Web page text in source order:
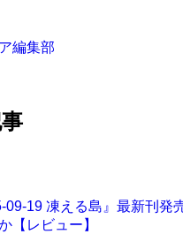
編集部
09-19 凍える島』最新刊発
【レビュー】